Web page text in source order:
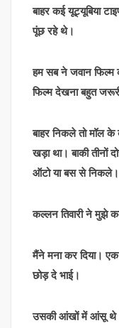
बाहर कई यूट्यूबिया
पूंछ रहे थे।
हम सब ने जवान फिल्म
फिल्म देखना बहुत
बाहर निकले तो मॉल के
खड़ा था। बाकी तीनों
ऑटो या बस से निकले।
कल्लन तिवारी ने मुझे
मैंने मना कर दिया। एक
छोड़ दे भाई।
उसकी आंखों में आंसू